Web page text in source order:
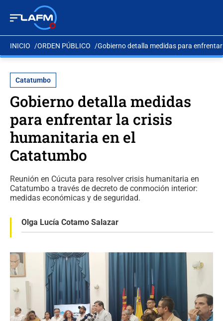
INICIO ORDEN PÚBLICO Gobierno detalla medidas para
Catatumbo
Gobierno detalla medidas
para enfrentar la crisis
humanitaria en el
Catatumbo
Reunión en Cúcuta para resolver crisis humanitaria en
Catatumbo a través de decreto de conmoción interior:
medidas económicas y de seguridad.
Olga Lucía Cotamo Salazar